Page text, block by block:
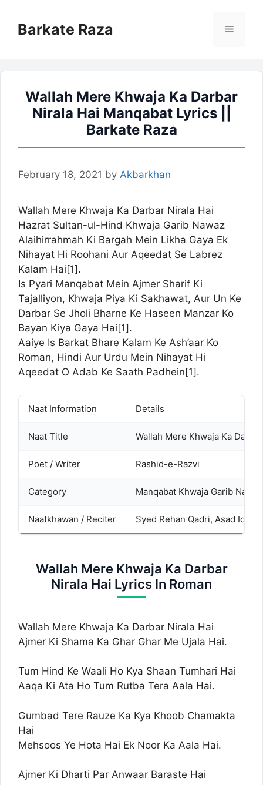
contentBarkate Raza Menu
Wallah Mere Khwaja Ka Darbar
Nirala Hai Manqabat Lyrics ||
Barkate Raza
February 18, 2021 by Akbarkhan
Wallah Mere Khwaja Ka Darbar Nirala Hai
Hazrat Sultan-ul-Hind Khwaja Garib Nawaz
Alaihirrahmah Ki Bargah Mein Likha Gaya Ek
Nihayat Hi Roohani Aur Aqeedat Se Labrez
Kalam Hai[1].
Is Pyari Manqabat Mein Ajmer Sharif Ki
Tajalliyon, Khwaja Piya Ki Sakhawat, Aur Un Ke
Darbar Se Jholi Bharne Ke Haseen Manzar Ko
Bayan Kiya Gaya Hai[1].
Aaiye Is Barkat Bhare Kalam Ke Ash’aar Ko
Roman, Hindi Aur Urdu Mein Nihayat Hi
Aqeedat O Adab Ke Saath Padhein[1].
Naat Information Details
Naat Title Wallah Mere Khwaja Ka
Poet / Writer Rashid-e-Razvi
Category Manqabat Khwaja Garib Nawaz
Naatkhawan / Reciter Syed Rehan Qadri, Asad Iqbal
Wallah Mere Khwaja Ka Darbar
Nirala Hai Lyrics In Roman
Wallah Mere Khwaja Ka Darbar Nirala Hai
Ajmer Ki Shama Ka Ghar Ghar Me Ujala Hai.
Tum Hind Ke Waali Ho Kya Shaan Tumhari Hai
Aaqa Ki Ata Ho Tum Rutba Tera Aala Hai.
Gumbad Tere Rauze Ka Kya Khoob Chamakta
Hai
Mehsoos Ye Hota Hai Ek Noor Ka Aala Hai.
Ajmer Ki Dharti Par Anwaar Baraste Hai